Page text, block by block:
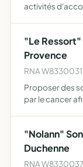
activités
"Le
Provence
RNA
Proposer des
par le cancer
"Nolann"
Duchenne
RNA